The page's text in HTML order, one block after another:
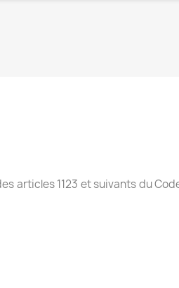
articles 1123 et suivants du